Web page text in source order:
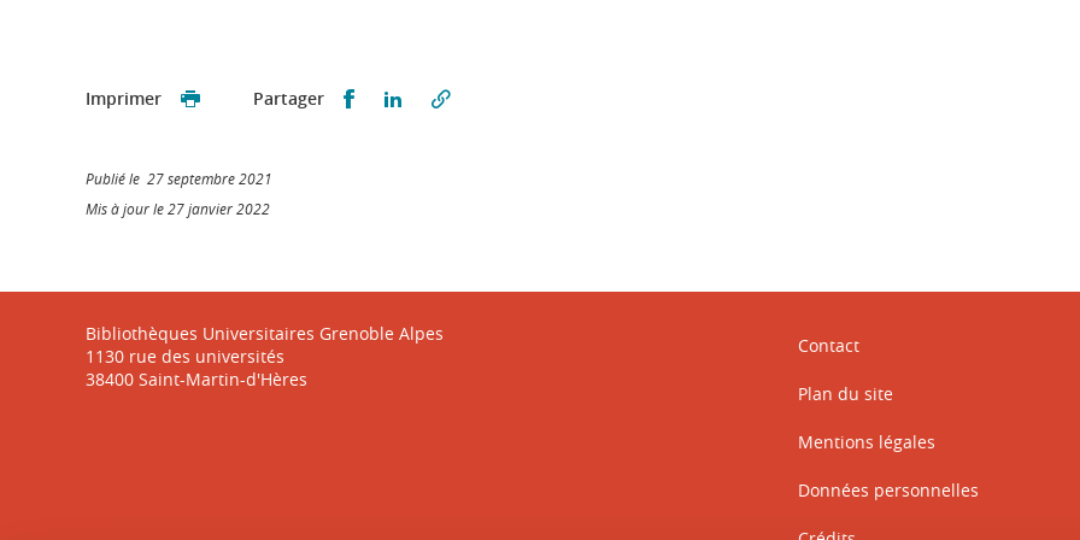
Imprimer Partager Partager sur Facebook
Partager sur LinkedIn
Publié le 27 septembre 2021
Mis à jour le 27 janvier 2022
Bibliothèques Universitaires Grenoble Alpes
1130 rue des universités
38400 Saint-Martin-d'Hères
Contact
Plan du site
Mentions légales
Données personnelles